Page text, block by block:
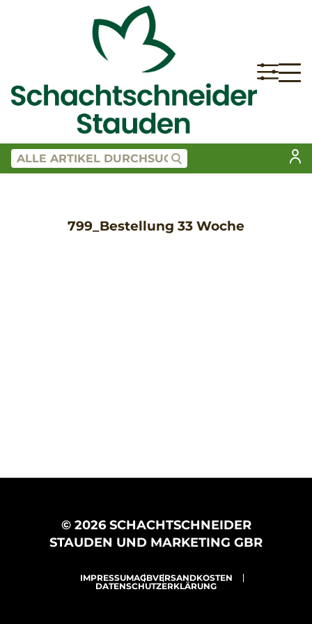
799_Bestellung 33 Woche
© 2026 SCHACHTSCHNEIDER
STAUDEN UND MARKETING GBR
IMPRESSUMAGBVERSANDKOSTEN
DATENSCHUTZERKLÄRUNG